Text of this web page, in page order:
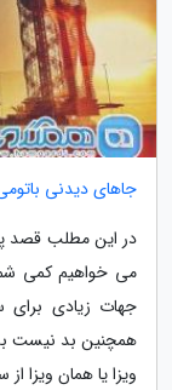
جاهای دیدنی
در این مطلب قصد
می خواهیم کمی
جهات زیادی برای
همچنین بد نیست
ویزا یا همان ویزا